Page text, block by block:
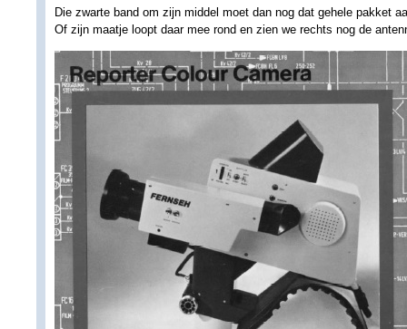
Die zwarte band om zijn middel moet dan nog dat gehele pakket
Of zijn maatje loopt daar mee rond en zien we rechts nog de